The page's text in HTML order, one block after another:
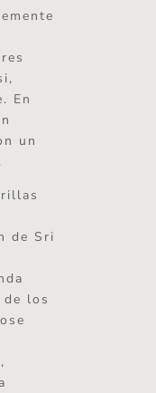
En
un
de Sri
los